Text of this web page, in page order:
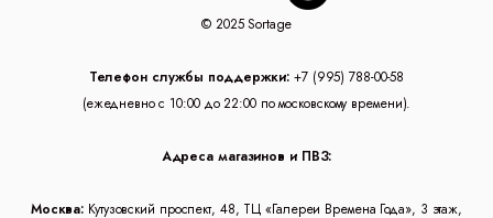
© 2025 Sortage
Телефон службы поддержки: +7 (995) 788-00-58
(ежедневно с 10:00 до 22:00 по московскому времени).
Адреса магазинов и ПВЗ:
Москва: Кутузовский проспект, 48, ТЦ «Галереи Времена Года», 3 этаж,